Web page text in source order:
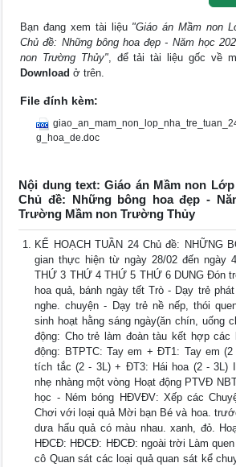
Bạn đang xem tài liệu "Giáo án Mầm non
Chủ đề: Những bông hoa đẹp - Năm học
non Trường Thủy", để tải tài liệu gốc về
Download ở trên.
File đính kèm:
g_hoa_de.doc
Nội dung text: Giáo án Mầm non
Chủ đề: Những bông hoa đẹp -
Trường Mầm non Trường Thủy
KẾ HOẠCH TUẦN 24 Chủ đề: NHỮNG
gian thực hiện từ ngày 28/02 đến ngày
THỨ 3 THỨ 4 THỨ 5 THỨ 6 DUNG Đón
hoa quả, bánh ngày tết Trò - Dạy trẻ
nghe. chuyện - Dạy trẻ nề nếp, thói
sinh hoạt hằng sáng ngày(ăn chín, uống
động: Cho trẻ làm đoàn tàu kết hợp các
động: BTPTC: Tay em + ĐT1: Tay em
tích tắc (2 - 3L) + ĐT3: Hái hoa (2 - 3L)
nhẹ nhàng một vòng Hoạt động PTVĐ
học - Ném bóng HĐVĐV: Xếp các
Chơi với loại quả Mời bạn Bé và hoa.
dưa hấu quả có màu nhau. xanh, đỏ.
HĐCĐ: HĐCĐ: HĐCĐ: ngoài trời Làm quen
cô Quan sát các loại quả quan sát kể